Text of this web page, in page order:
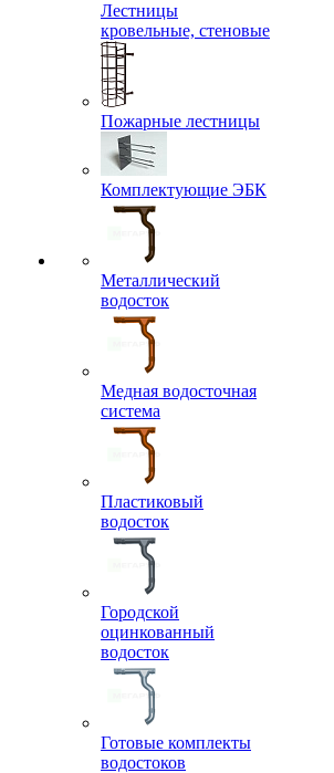
Лестницы
кровельные, стеновые
Пожарные лестницы
Комплектующие ЭБК
Металлический
водосток
Медная водосточная
система
Пластиковый
водосток
Городской
оцинкованный
водосток
Готовые комплекты
водостоков